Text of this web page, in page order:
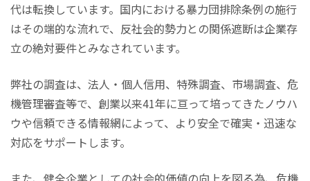
代は転換しています。国内における暴力団排除条例の施行
はその端的な流れで、反社会的勢力との関係遮断は企業存
立の絶対要件とみなされています。
弊社の調査は、法人・個人信用、特殊調査、市場調査、危
機管理審査等で、創業以来41年に亘って培ってきたノウハ
ウや信頼できる情報網によって、より安全で確実・迅速な
対応をサポートします。